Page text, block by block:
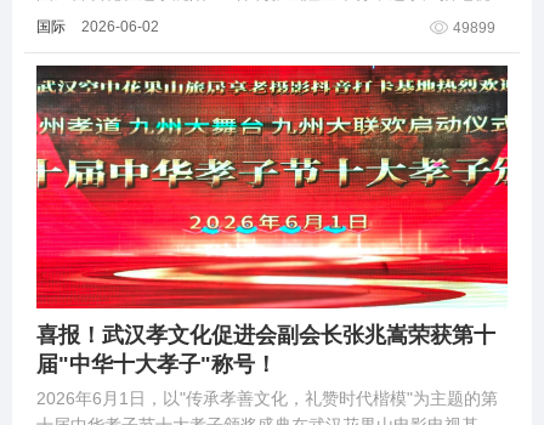
资深主持人吴庆久老师倾情主持。
国际 2026-06-02 49899
喜报！武汉孝文化促进会副会长张兆嵩荣获第十
届"中华十大孝子"称号！
2026年6月1日，以"传承孝善文化，礼赞时代楷模"为主题的第